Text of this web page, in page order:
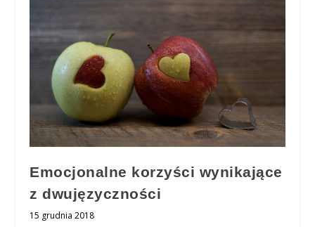
Emocjonalne korzyści wynikające
z dwujęzyczności
15 grudnia 2018